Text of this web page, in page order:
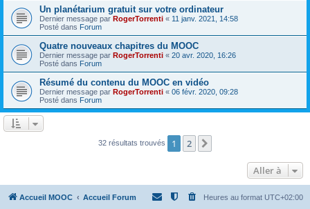
Un planétarium gratuit sur votre ordinateur
Dernier message par RogerTorrenti « 11 janv. 2021, 14:58
Posté dans Forum
Quatre nouveaux chapitres du MOOC
Dernier message par RogerTorrenti « 20 avr. 2020, 16:26
Posté dans Forum
Résumé du contenu du MOOC en vidéo
Dernier message par RogerTorrenti « 06 févr. 2020, 09:28
Posté dans Forum
32 résultats trouvés 1 2
Aller à
Accueil MOOC Accueil Forum Heures au format UTC+02:00